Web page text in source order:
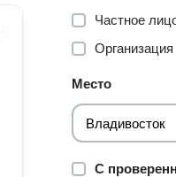
Частное
Организация
Место
С